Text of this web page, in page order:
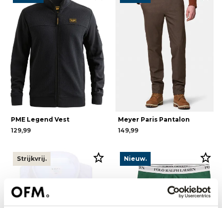
PME Legend Vest
129,99
Meyer Paris Pantalon
149,99
Strijkvrij. Nieuw.